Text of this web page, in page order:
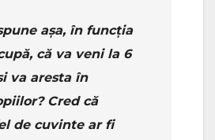
așa, în funcția
că va veni la 6
va aresta în
Cred că
de cuvinte ar fi